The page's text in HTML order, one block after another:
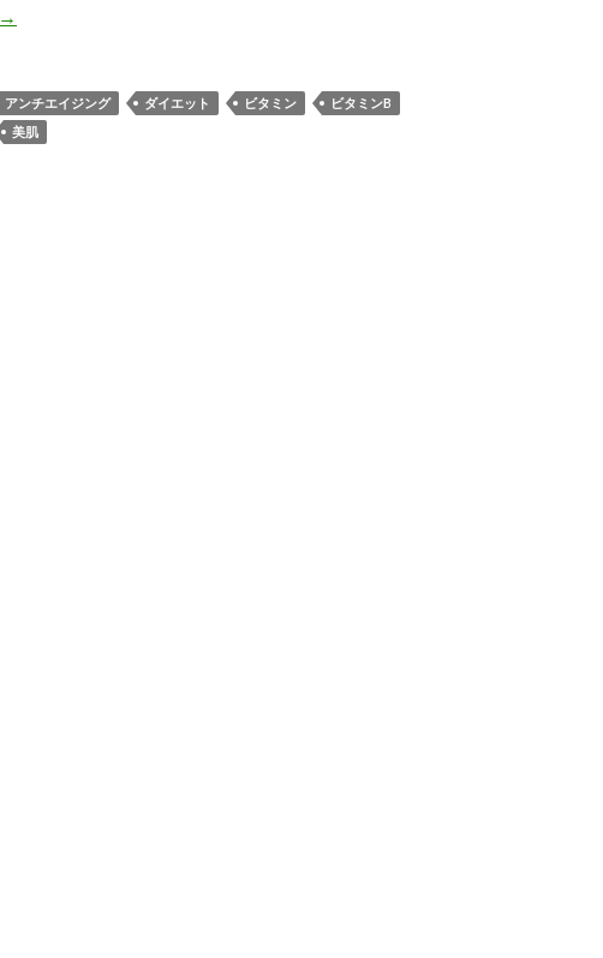
アボカドを45日間毎日食べ続けることで得た美容効果3選
→
アンチエイジング ダイエット ビタミン
ビタミンB
美肌